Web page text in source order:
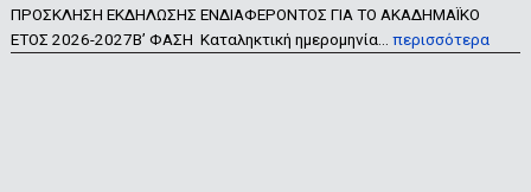
ΠΡΟΣΚΛΗΣΗ ΕΚΔΗΛΩΣΗΣ ΕΝΔΙΑΦΕΡΟΝΤΟΣ ΓΙΑ ΤΟ ΑΚΑΔΗΜΑΪΚΟ
ΕΤΟΣ 2026-2027Β’ ΦΑΣΗ Καταληκτική ημερομηνία… περισσότερα